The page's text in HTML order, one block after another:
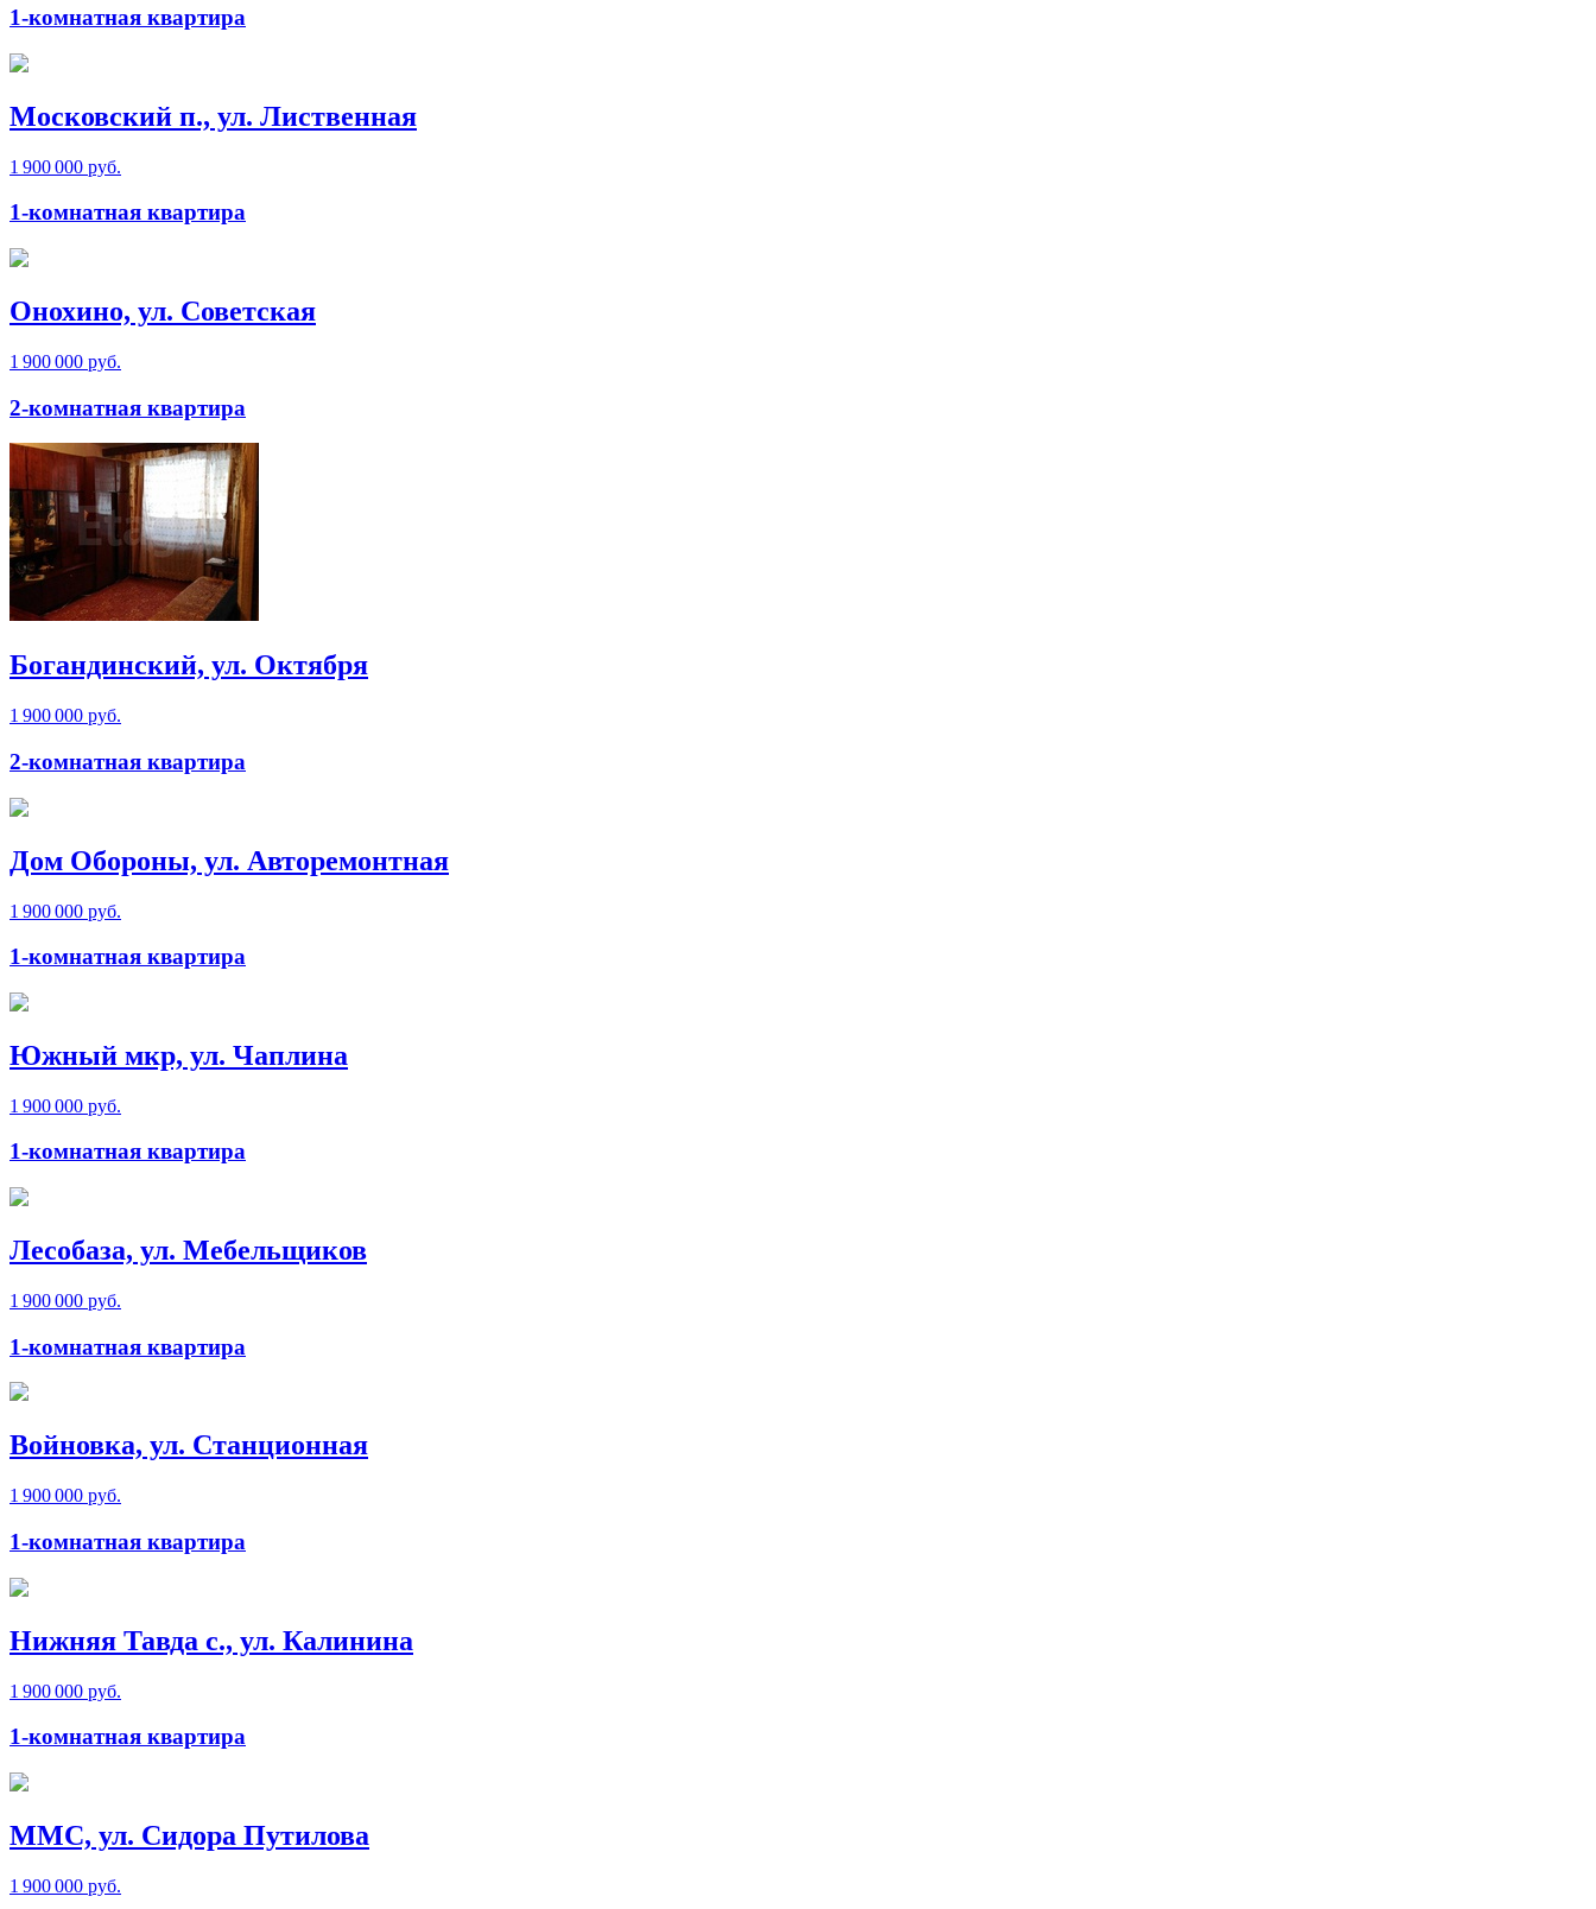
1-комнатная квартира
Московский п., ул. Лиственная
1 900 000 руб.
1-комнатная квартира
Онохино, ул. Советская
1 900 000 руб.
2-комнатная квартира
Богандинский, ул. Октября
1 900 000 руб.
2-комнатная квартира
Дом Обороны, ул. Авторемонтная
1 900 000 руб.
1-комнатная квартира
Южный мкр, ул. Чаплина
1 900 000 руб.
1-комнатная квартира
Лесобаза, ул. Мебельщиков
1 900 000 руб.
1-комнатная квартира
Войновка, ул. Станционная
1 900 000 руб.
1-комнатная квартира
Нижняя Тавда с., ул. Калинина
1 900 000 руб.
1-комнатная квартира
ММС, ул. Сидора Путилова
1 900 000 руб.